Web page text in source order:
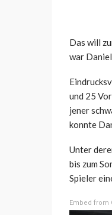
Das will
war
und 25
jener
konnte
Unter
bis zum
Spieler
Embed from